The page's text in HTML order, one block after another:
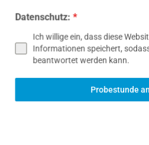
Datenschutz: *
Ich willige ein, dass diese
Informationen speichert,
beantwortet werden kann.
Probestunde